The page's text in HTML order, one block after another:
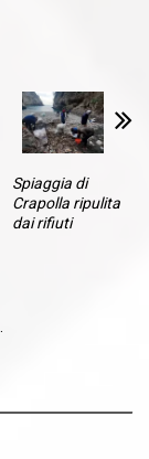
Spiaggia di
Crapolla ripulita
dai rifiuti